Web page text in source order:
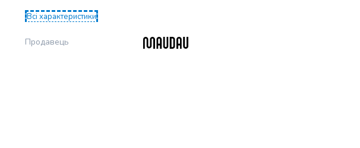
Всі характеристики
Продавець